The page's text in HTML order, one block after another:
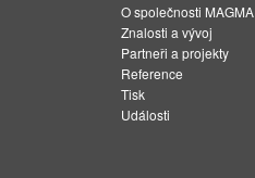
O společnosti MAGMA
Znalosti a vývoj
Partneři a projekty
Reference
Tisk
Události